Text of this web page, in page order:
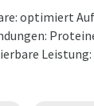
optimiert